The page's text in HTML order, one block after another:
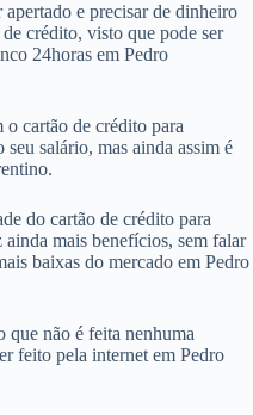
e precisar de dinheiro
crédito, visto que pode ser
24horas em Pedro
o cartão de crédito para
seu salário, mas ainda assim é
do cartão de crédito para
ainda mais benefícios, sem falar
baixas do mercado em Pedro
que não é feita nenhuma
feito pela internet em Pedro